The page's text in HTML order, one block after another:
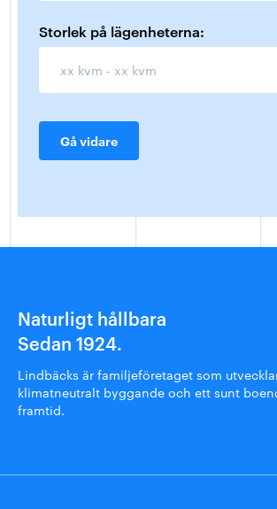
Storlek på lägenheterna:
Gå vidare
Naturligt hållbara
Sedan 1924.
Lindbäcks är familjeföretaget som
klimatneutralt byggande och ett sunt
framtid.